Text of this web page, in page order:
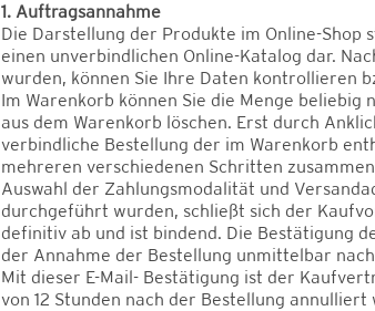
1. Auftragsannahme
Die Darstellung der Produkte im Online-
einen unverbindlichen Online-Katalog dar.
wurden, können Sie Ihre Daten kontrollieren
Im Warenkorb können Sie die Menge
aus dem Warenkorb löschen. Erst durch
verbindliche Bestellung der im Warenkorb
mehreren verschiedenen Schritten
Auswahl der Zahlungsmodalität und
durchgeführt wurden, schließt sich der
definitiv ab und ist bindend. Die Bestätigung
der Annahme der Bestellung unmittelbar
Mit dieser E-Mail- Bestätigung ist der
von 12 Stunden nach der Bestellung annulliert